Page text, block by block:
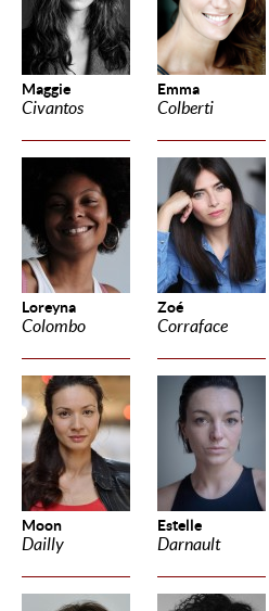
Maggie
Civantos
Emma
Colberti
Loreyna
Colombo
Zoé
Corraface
Moon
Dailly
Estelle
Darnault